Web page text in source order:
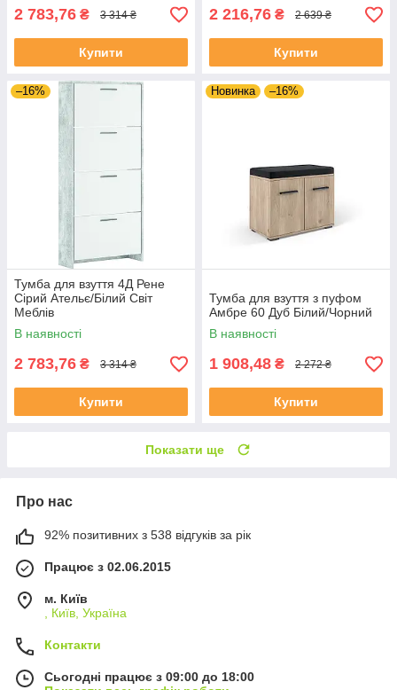
2 783,76 ₴ 3 314 ₴
Купити
2 216,76 ₴ 2 639 ₴
Купити
–16%
Тумба для взуття 4Д Рене
Сірий Ательє/Білий Світ
Меблів
В наявності
2 783,76 ₴ 3 314 ₴
Купити
Новинка –16%
Тумба для взуття з пуфом
Амбре 60 Дуб Білий/Чорний
В наявності
1 908,48 ₴ 2 272 ₴
Купити
Показати ще
Про нас
92% позитивних з 538 відгуків за рік
Працює з 02.06.2015
м. Київ
, Київ, Україна
Контакти
Сьогодні працює з 09:00 до 18:00